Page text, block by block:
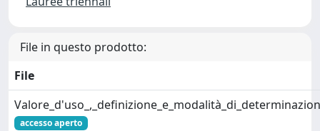
File in questo prodotto:
File
accesso aperto